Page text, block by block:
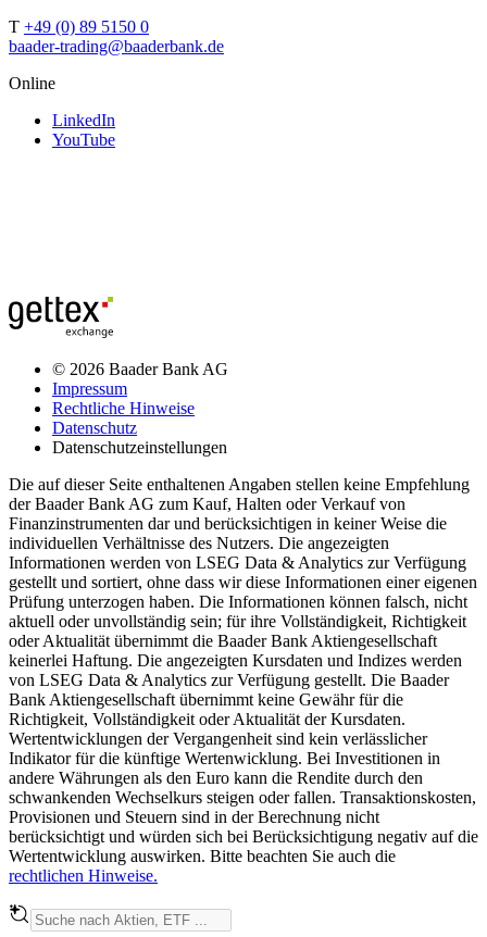
T +49 (0) 89 5150 0
baader-trading@baaderbank.de
Online
LinkedIn
YouTube
© 2026 Baader Bank AG
Impressum
Rechtliche Hinweise
Datenschutz
Datenschutzeinstellungen
Die auf dieser Seite enthaltenen Angaben stellen keine Empfehlung
der Baader Bank AG zum Kauf, Halten oder Verkauf von
Finanzinstrumenten dar und berücksichtigen in keiner Weise die
individuellen Verhältnisse des Nutzers. Die angezeigten
Informationen werden von LSEG Data & Analytics zur Verfügung
gestellt und sortiert, ohne dass wir diese Informationen einer eigenen
Prüfung unterzogen haben. Die Informationen können falsch, nicht
aktuell oder unvollständig sein; für ihre Vollständigkeit, Richtigkeit
oder Aktualität übernimmt die Baader Bank Aktiengesellschaft
keinerlei Haftung. Die angezeigten Kursdaten und Indizes werden
von LSEG Data & Analytics zur Verfügung gestellt. Die Baader
Bank Aktiengesellschaft übernimmt keine Gewähr für die
Richtigkeit, Vollständigkeit oder Aktualität der Kursdaten.
Wertentwicklungen der Vergangenheit sind kein verlässlicher
Indikator für die künftige Wertenwicklung. Bei Investitionen in
andere Währungen als den Euro kann die Rendite durch den
schwankenden Wechselkurs steigen oder fallen. Transaktionskosten,
Provisionen und Steuern sind in der Berechnung nicht
berücksichtigt und würden sich bei Berücksichtigung negativ auf die
Wertentwicklung auswirken. Bitte beachten Sie auch die
rechtlichen Hinweise.